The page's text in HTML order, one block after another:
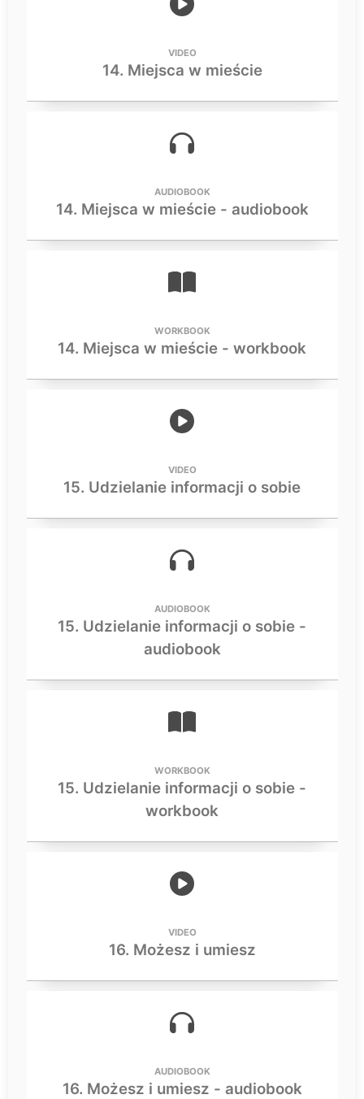
VIDEO
14. Miejsca w mieście
AUDIOBOOK
14. Miejsca w mieście - audiobook
WORKBOOK
14. Miejsca w mieście - workbook
VIDEO
15. Udzielanie informacji o sobie
AUDIOBOOK
15. Udzielanie informacji o sobie -
audiobook
WORKBOOK
15. Udzielanie informacji o sobie -
workbook
VIDEO
16. Możesz i umiesz
AUDIOBOOK
16. Możesz i umiesz - audiobook